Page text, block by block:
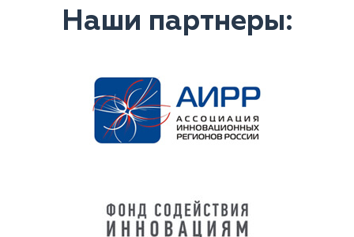
Наши партнеры: